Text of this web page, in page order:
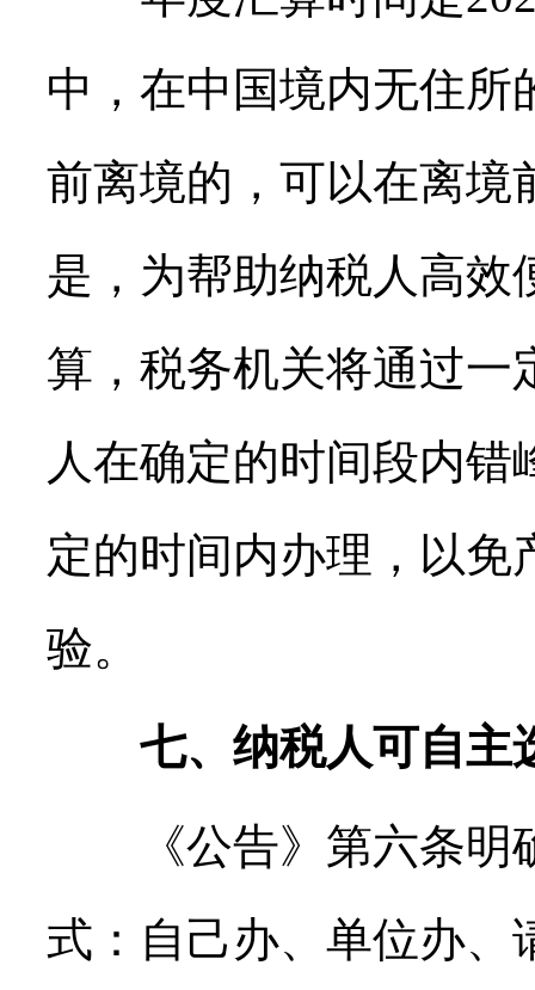
中，在中国境内无住所
前离境的，可以在离境
是，为帮助纳税人高效
算，税务机关将通过一
人在确定的时间段内
定的时间内办理，以
验。
七、纳税人可自主
《公告》第六条明
式：自己办、单位办、